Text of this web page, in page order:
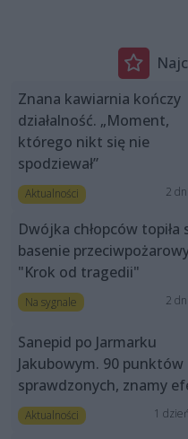
Znana kawiarnia kończy
działalność. „Moment,
którego nikt się nie
spodziewał”
Aktualności 2
Dwójka chłopców topiła
basenie
"Krok od tragedii"
Na sygnale 2
Sanepid po Jarmarku
Jakubowym. 90 punktów
sprawdzonych, znamy
Aktualności 1